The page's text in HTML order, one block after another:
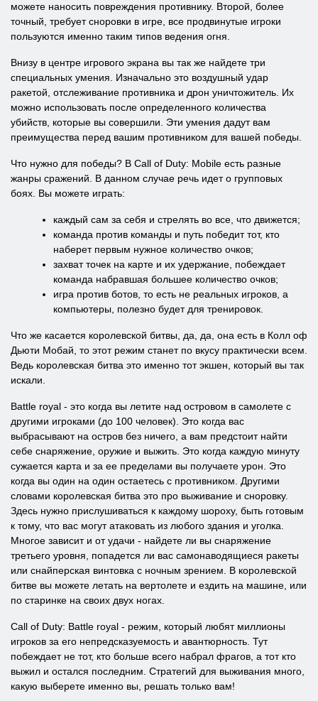
можете наносить повреждения противнику. Второй, более
точный, требует сноровки в игре, все продвинутые игроки
пользуются именно таким типов ведения огня.
Внизу в центре игрового экрана вы так же найдете три
специальных умения. Изначально это воздушный удар
ракетой, отслеживание противника и дрон уничтожитель. Их
можно использовать после определенного количества
убийств, которые вы совершили. Эти умения дадут вам
преимущества перед вашим противником для вашей победы.
Что нужно для победы? В Call of Duty: Mobile есть разные
жанры сражений. В данном случае речь идет о групповых
боях. Вы можете играть:
каждый сам за себя и стрелять во все, что движется;
команда против команды и путь победит тот, кто
наберет первым нужное количество очков;
захват точек на карте и их удержание, побеждает
команда набравшая большее количество очков;
игра против ботов, то есть не реальных игроков, а
компьютеры, полезно будет для тренировок.
Что же касается королевской битвы, да, да, она есть в Колл оф
Дьюти Мобай, то этот режим станет по вкусу практически всем.
Ведь королевская битва это именно тот экшен, который вы так
искали.
Battle royal - это когда вы летите над островом в самолете с
другими игроками (до 100 человек). Это когда вас
выбрасывают на остров без ничего, а вам предстоит найти
себе снаряжение, оружие и выжить. Это когда каждую минуту
сужается карта и за ее пределами вы получаете урон. Это
когда вы один на один остаетесь с противником. Другими
словами королевская битва это про выживание и сноровку.
Здесь нужно прислушиваться к каждому шороху, быть готовым
к тому, что вас могут атаковать из любого здания и уголка.
Многое зависит и от удачи - найдете ли вы снаряжение
третьего уровня, попадется ли вас самонаводящиеся ракеты
или снайперская винтовка с ночным зрением. В королевской
битве вы можете летать на вертолете и ездить на машине, или
по старинке на своих двух ногах.
Call of Duty: Battle royal - режим, который любят миллионы
игроков за его непредсказуемость и авантюрность. Тут
побеждает не тот, кто больше всего набрал фрагов, а тот кто
выжил и остался последним. Стратегий для выживания много,
какую выберете именно вы, решать только вам!